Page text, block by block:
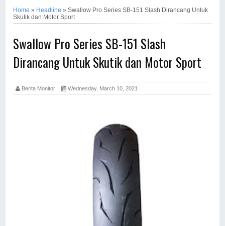
Home » Headline »Swallow Pro Series SB-151 Slash Dirancang Untuk
Skutik dan Motor Sport
Swallow Pro Series SB-151 Slash
Dirancang Untuk Skutik dan Motor Sport
Berita Monitor Wednesday, March 10, 2021